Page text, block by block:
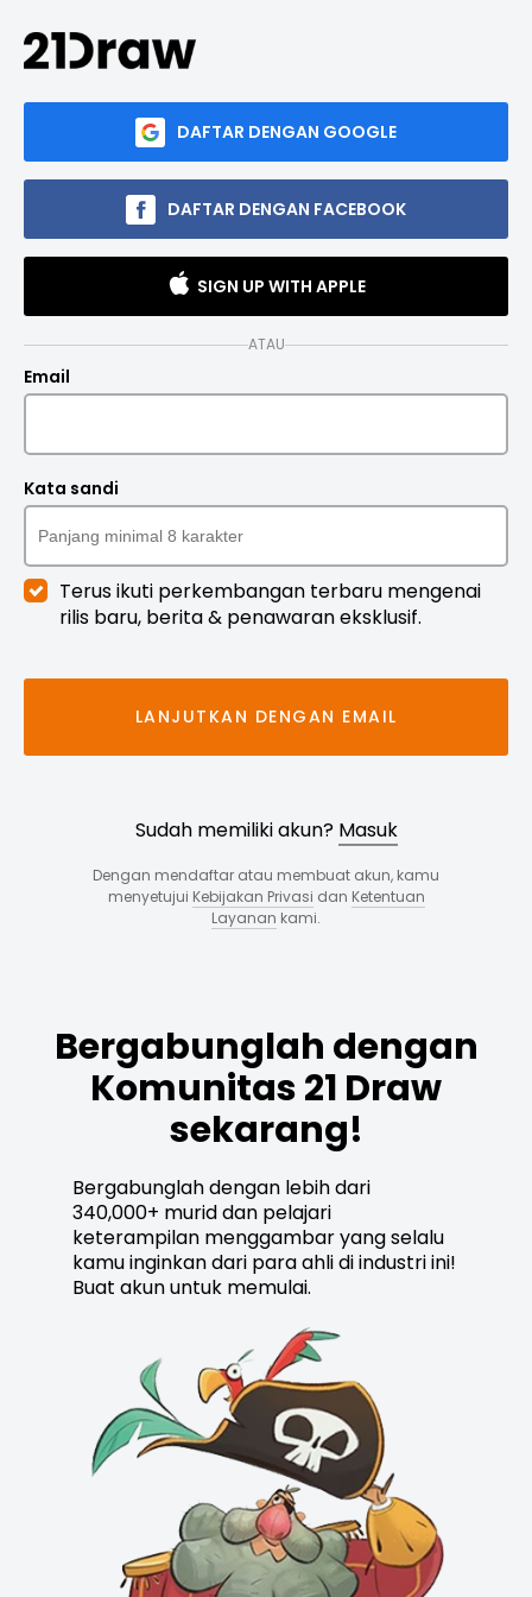
DAFTAR DENGAN GOOGLE
DAFTAR DENGAN FACEBOOK
SIGN UP WITH APPLE
ATAU
Email
Kata sandi
Terus ikuti perkembangan terbaru mengenai
rilis baru, berita & penawaran eksklusif.
LANJUTKAN DENGAN EMAIL
Sudah memiliki akun? Masuk
Dengan mendaftar atau membuat akun, kamu
menyetujui Kebijakan Privasi dan Ketentuan
Layanan kami.
Bergabunglah dengan
Komunitas 21 Draw
sekarang!
Bergabunglah dengan lebih dari
340,000+ murid dan pelajari
keterampilan menggambar yang selalu
kamu inginkan dari para ahli di industri ini!
Buat akun untuk memulai.